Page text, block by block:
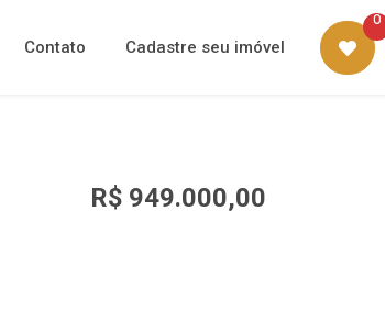
Contato Cadastre seu imóvel
0
R$ 949.000,00